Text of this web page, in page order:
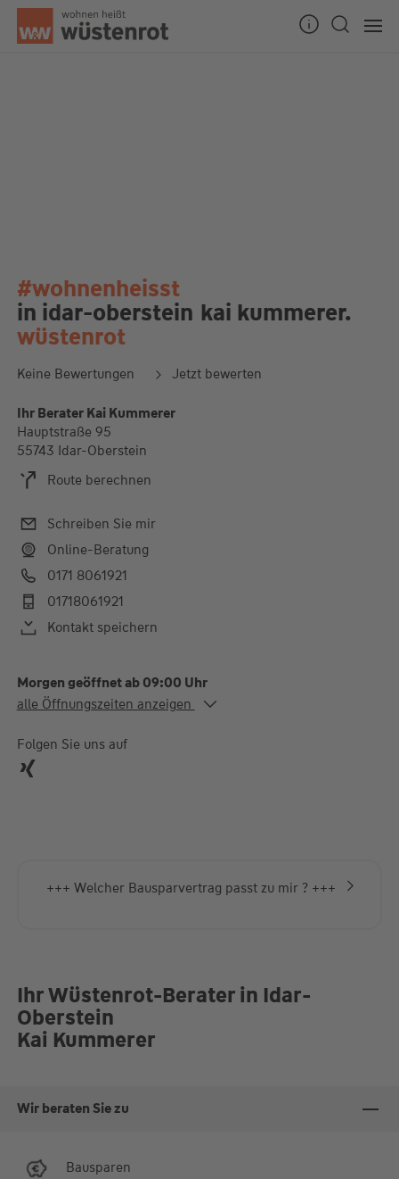
#wohnenheisst
in idar-oberstein kai kummerer.
wüstenrot
Keine Bewertungen Jetzt bewerten
Ihr Berater Kai Kummerer
Hauptstraße 95
55743 Idar-Oberstein
Route berechnen
Schreiben Sie mir
Online-Beratung
0171 8061921
01718061921
Kontakt speichern
Morgen geöffnet ab 09:00 Uhr
Alle Öffnungszeiten
Fr.
alle Öffnungszeiten anzeigen
Folgen Sie uns auf
+++ Welcher Bausparvertrag passt zu mir ? +++
Ihr Wüstenrot-Berater in Idar-
Oberstein
Kai Kummerer
Wir beraten Sie zu
Bausparen